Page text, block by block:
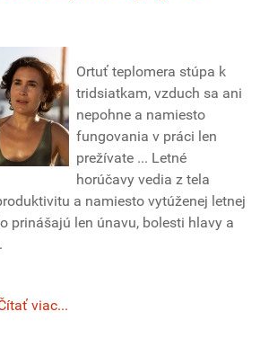
Ortuť teplomera stúpa k
tridsiatkam, vzduch sa ani
nepohne a namiesto
fungovania v práci len
prežívate ... Letné
horúčavy vedia z tela
a namiesto vytúženej letnej
prinášajú len únavu, bolesti hlavy a
viac...